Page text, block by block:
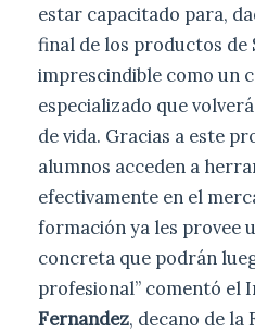
estar capacitado para,
final de los productos de
imprescindible como un
especializado que
de vida. Gracias a este
alumnos acceden a
efectivamente en el
formación ya les provee
concreta que podrán
profesional” comentó el
Fernandez, decano de la